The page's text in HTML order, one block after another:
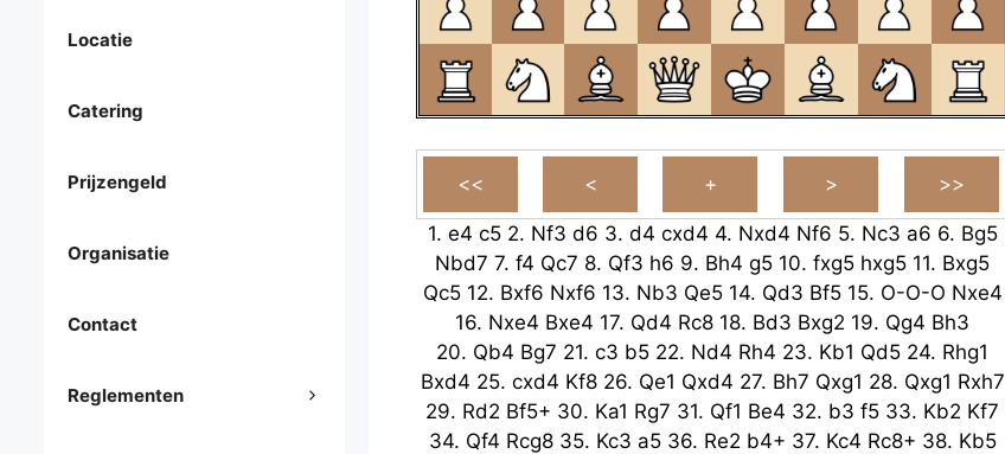
1. e4 c5 2. Nf3 d6 3. d4 cxd4 4. Nxd4 Nf6 5. Nc3 a6 6. Bg5
Nbd7 7. f4 Qc7 8. Qf3 h6 9. Bh4 g5 10. fxg5 hxg5 11. Bxg5
Qc5 12. Bxf6 Nxf6 13. Nb3 Qe5 14. Qd3 Bf5 15. O-O-O Nxe4
16. Nxe4 Bxe4 17. Qd4 Rc8 18. Bd3 Bxg2 19. Qg4 Bh3
20. Qb4 Bg7 21. c3 b5 22. Nd4 Rh4 23. Kb1 Qd5 24. Rhg1
Bxd4 25. cxd4 Kf8 26. Qe1 Qxd4 27. Bh7 Qxg1 28. Qxg1 Rxh7
29. Rd2 Bf5+ 30. Ka1 Rg7 31. Qf1 Be4 32. b3 f5 33. Kb2 Kf7
34. Qf4 Rcg8 35. Kc3 a5 36. Re2 b4+ 37. Kc4 Rc8+ 38. Kb5
Locatie
Catering
Prijzengeld
Organisatie
Contact
Reglementen